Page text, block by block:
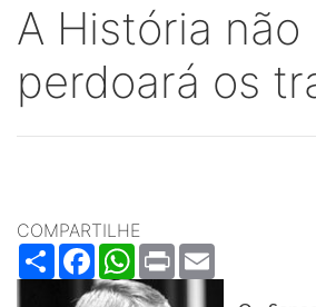
A História não
perdoará os
COMPARTILHE
ShareFacebookWhatsApp
Print